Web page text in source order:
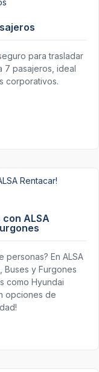
para trasladar
7 pasajeros, ideal
corporativos.
ALSA
personas? En ALSA
Buses y Furgones
como Hyundai
opciones de